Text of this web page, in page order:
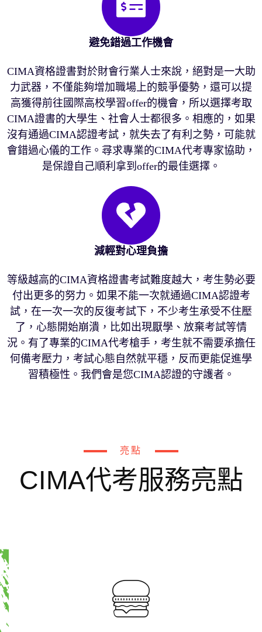
避免錯過工作機會
CIMA資格證書對於財會行業人士來說，絕對是一大助
力武器，不僅能夠增加職場上的競爭優勢，還可以提
高獲得前往國際高校學習offer的機會，所以選擇考取
CIMA證書的大學生、社會人士都很多。相應的，如果
沒有通過CIMA認證考試，就失去了有利之勢，可能就
會錯過心儀的工作。尋求專業的CIMA代考專家協助，
是保證自己順利拿到offer的最佳選擇。
減輕對心理負擔
等級越高的CIMA資格證書考試難度越大，考生勢必要
付出更多的努力。如果不能一次就通過CIMA認證考
試，在一次一次的反復考試下，不少考生承受不住壓
了，心態開始崩潰，比如出現厭學、放棄考試等情
況。有了專業的CIMA代考槍手，考生就不需要承擔任
何備考壓力，考試心態自然就平穩，反而更能促進學
習積極性。我們會是您CIMA認證的守護者。
亮點
CIMA代考服務亮點